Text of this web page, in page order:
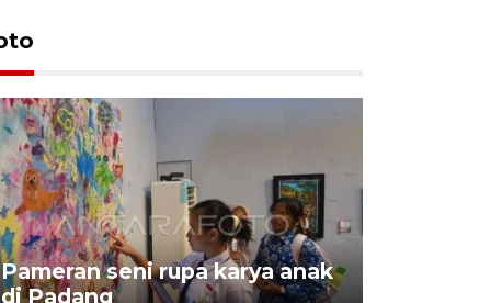
Pameran seni rupa karya anak
di Padang